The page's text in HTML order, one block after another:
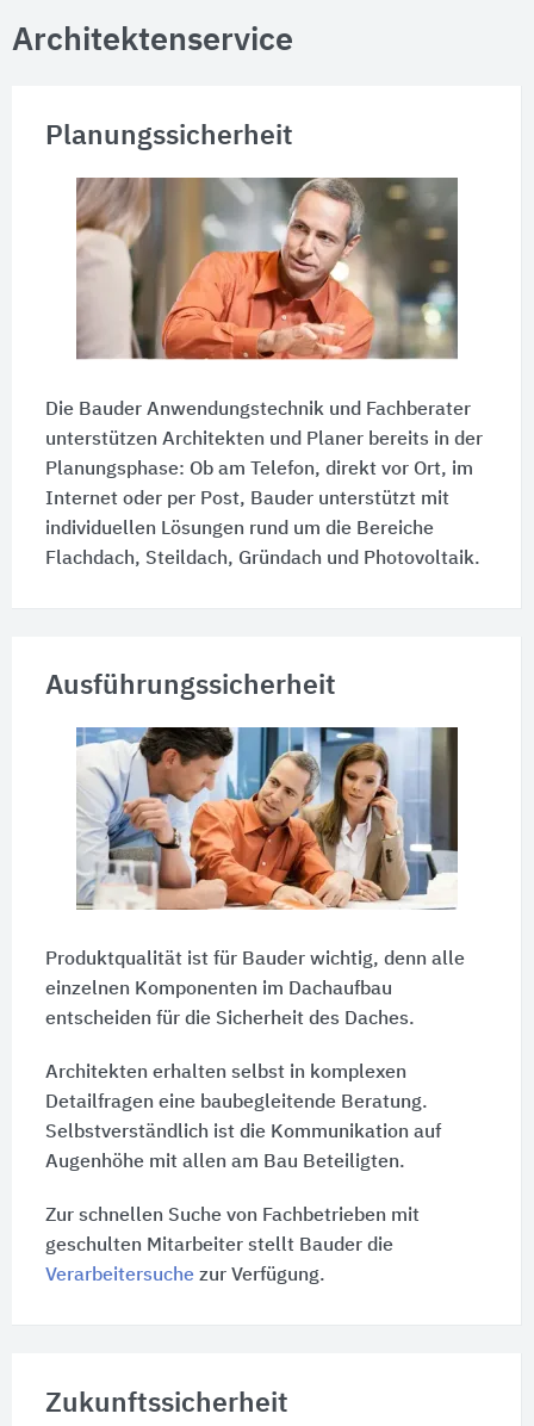
Architektenservice
Planungssicherheit
Die Bauder Anwendungstechnik und Fachberater
unterstützen Architekten und Planer bereits in der
Planungsphase: Ob am Telefon, direkt vor Ort, im
Internet oder per Post, Bauder unterstützt mit
individuellen Lösungen rund um die Bereiche
Flachdach, Steildach, Gründach und Photovoltaik.
Ausführungssicherheit
Produktqualität ist für Bauder wichtig, denn alle
einzelnen Komponenten im Dachaufbau
entscheiden für die Sicherheit des Daches.
Architekten erhalten selbst in komplexen
Detailfragen eine baubegleitende Beratung.
Selbstverständlich ist die Kommunikation auf
Augenhöhe mit allen am Bau Beteiligten.
Zur schnellen Suche von Fachbetrieben mit
geschulten Mitarbeiter stellt Bauder die
Verarbeitersuchezur Verfügung.
Zukunftssicherheit